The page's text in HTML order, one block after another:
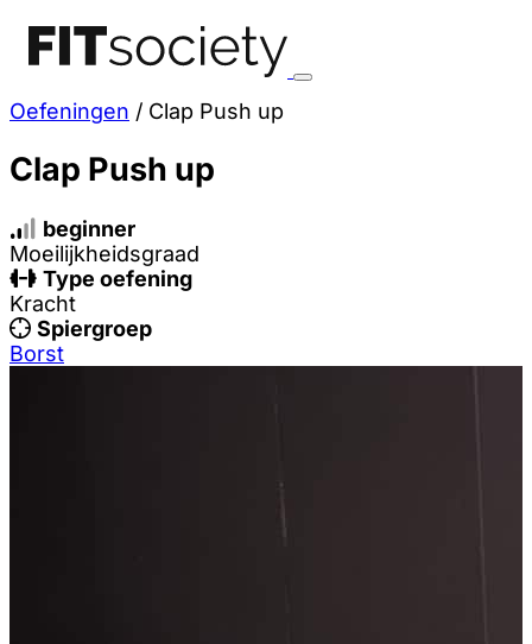
Oefeningen / Clap Push up
Clap Push up
beginner
Moeilijkheidsgraad
Type oefening
Kracht
Spiergroep
Borst